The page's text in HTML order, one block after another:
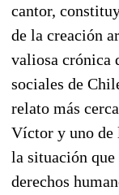
cantor,
de la creación
valiosa crónica
sociales de
relato más
Víctor y uno de
la situación
derechos